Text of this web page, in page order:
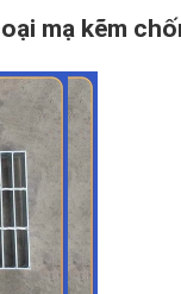
mạ kẽm